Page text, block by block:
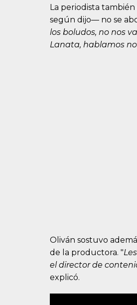
La periodista
según dijo— no se
los boludos, no nos
Lanata, hablamos
Oliván sostuvo
de la productora. "
el director de
explicó.